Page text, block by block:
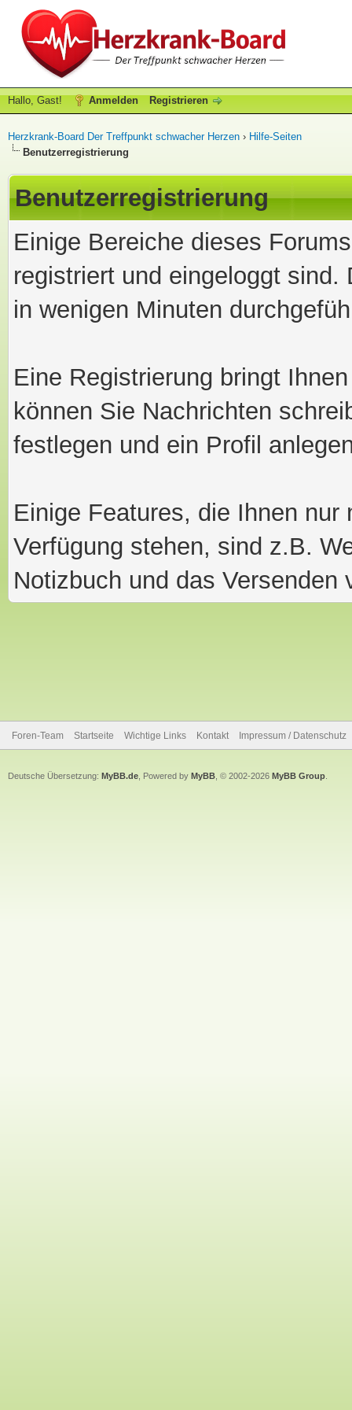
Hallo, Gast! Anmelden Registrieren
Herzkrank-Board Der Treffpunkt schwacher Herzen › Hilfe-Seiten
Benutzerregistrierung
Benutzerregistrierung
Einige Bereiche dieses
registriert und eingeloggt
in wenigen Minuten
Eine Registrierung bringt
können Sie Nachrichten
festlegen und ein Profil
Einige Features, die Ihnen
Verfügung stehen, sind z.B.
Notizbuch und das
Foren-Team Startseite Wichtige Links Kontakt Impressum / Datenschutz
Deutsche Übersetzung: MyBB.de , Powered by MyBB , © 2002-2026 MyBB Group